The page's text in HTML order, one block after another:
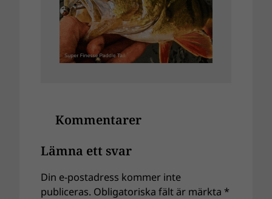
Kommentarer
Lämna ett svar
Din e-postadress kommer inte
publiceras. Obligatoriska fält är märkta *